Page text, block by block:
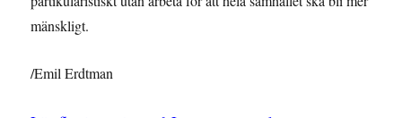
mänskligt.
/Emil Erdtman